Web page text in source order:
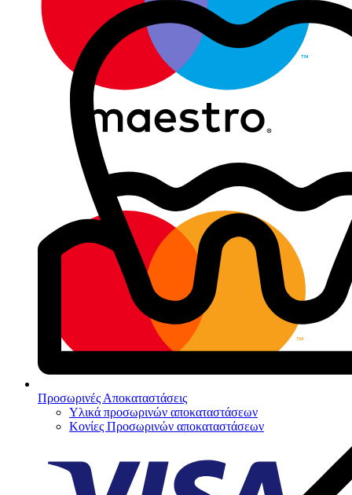
Προσωρινές Αποκαταστάσεις
Υλικά προσωρινών αποκαταστάσεων
Κονίες Προσωρινών αποκαταστάσεων